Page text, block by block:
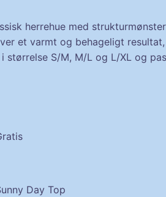
herrehue med
et varmt og behageligt
størrelse S/M, M/L og L/XL og
Day Top